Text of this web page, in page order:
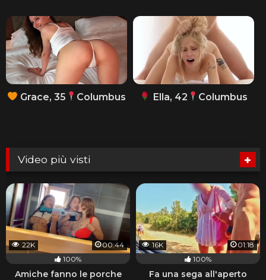
Grace, 35 Columbus Ella, 42 Columbus
Video più visti
22K
00:44
100%
Amiche fanno le porche
16K
01:18
100%
Fa una sega all'aperto